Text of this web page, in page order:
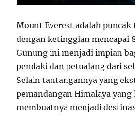
Mount Everest adalah
dengan ketinggian mencapai
Gunung ini menjadi impian
pendaki dan petualang dari
Selain tantangannya yang
pemandangan Himalaya yang
membuatnya menjadi